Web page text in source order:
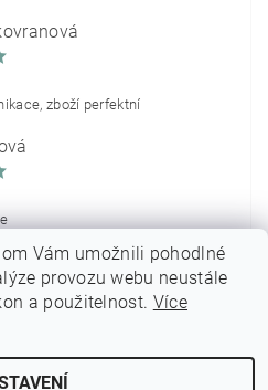
zboží perfektní
Zobrazit další hodnocení
Vám umožnili pohodlné
provozu webu neustále
a použitelnost. Více